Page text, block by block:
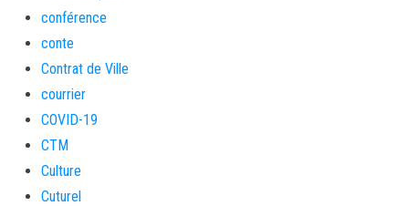
conférence
conte
Contrat de Ville
courrier
COVID-19
CTM
Culture
Cuturel